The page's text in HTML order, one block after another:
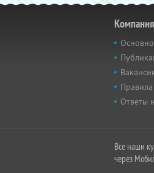
Компания
Ответы
Все наши
через